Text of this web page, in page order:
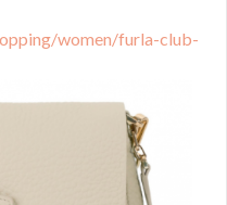
women/furla-club-